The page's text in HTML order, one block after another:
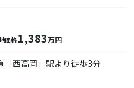
価格 1,383万円
「西高岡」駅より徒歩3分